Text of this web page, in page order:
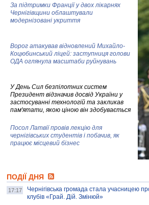
За підтримки Франції у двох лікарнях
Чернігівщини облаштували
модернізовані укриття
Ворог атакував відновлений Михайло-
Коцюбинський ліцей: заступниця голови
ОДА оглянула масштаби руйнувань
У День Сил безпілотних систем
Президент відзначив досвід України у
застосуванні технологій та закликав
пам'ятати, якою ціною він здобувається
Посол Латвії провів лекцію для
чернігівських студентів і побачив, як
працює місцевий бізнес
колекцію про війну, емоції та тварин
ПОДІЇ ДНЯ
17:17
Чернігівська громада стала учасницею
клубів «Грай. Дій. Змінюй»